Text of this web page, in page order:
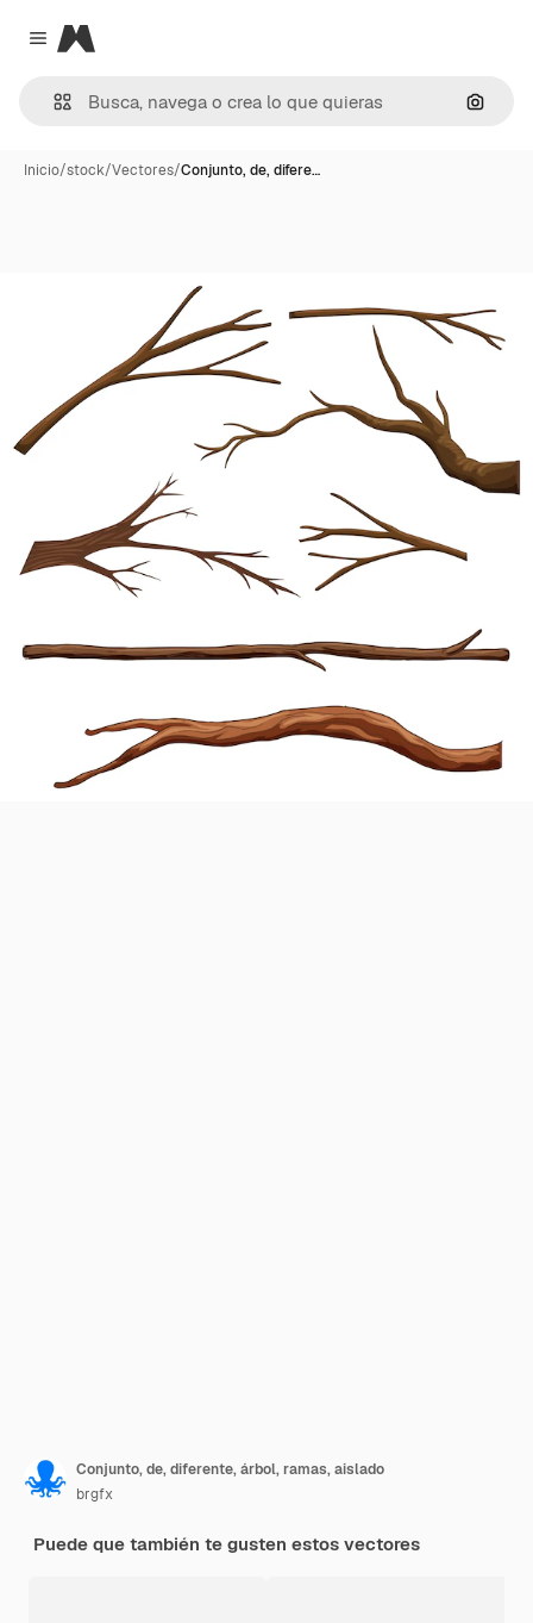
Close menu
Magnific
Inicio/stock/Vectores/Conjunto, de, difere…
Conjunto, de, diferente, árbol, ramas, aislado
brgfx
Puede que también te gusten estos vectores